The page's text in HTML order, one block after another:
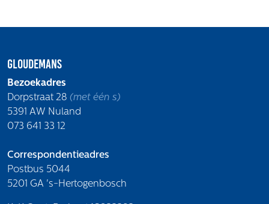
Gloudemans
Bezoekadres
Dorpstraat 28 (met één s)
5391 AW Nuland
073 641 33 12
Correspondentieadres
Postbus 5044
5201 GA 's-Hertogenbosch